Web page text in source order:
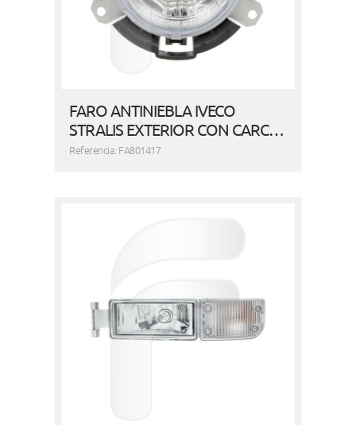
FARO ANTINIEBLA IVECO
STRALIS EXTERIOR CON CARC…
Referencia: FA801417